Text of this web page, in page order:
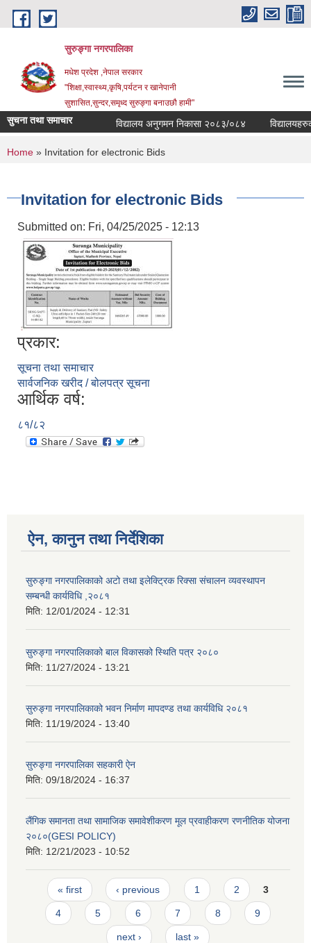
Skip to main content
सुरुङ्‍गा नगरपालिका
मधेश प्रदेश ,नेपाल सरकार
"शिक्षा,स्वास्थ्य,कृषि,पर्यटन र खानेपानी
सुशासित,सुन्दर,समृध्द सुरुङ्गा बनाउछौ हामी"
सुचना तथा समाचार विद्यालय अनुगमन निकासा २०८३/०८४
You are here
Home » Invitation for electronic Bids
Invitation for electronic Bids
Submitted on: Fri, 04/25/2025 - 12:13
प्रकार:
सूचना तथा समाचार
सार्वजनिक खरीद / बोलपत्र सूचना
आर्थिक वर्ष:
८१/८२
ऐन, कानुन तथा निर्देशिका
सुरुङ्गा नगरपालिकाको अटो तथा इलेक्ट्रिक रिक्सा संचालन व्यवस्थापन
सम्बन्धी कार्यविधि ,२०८१
मिति: 12/01/2024 - 12:31
सुरुङ्गा नगरपालिकाको बाल विकासको स्थिति पत्र २०८०
मिति: 11/27/2024 - 13:21
सुरुङ्गा नगरपालिकाको भवन निर्माण मापदण्ड तथा कार्यविधि २०८१
मिति: 11/19/2024 - 13:40
सुरुङ्गा नगरपालिका सहकारी ऐन
मिति: 09/18/2024 - 16:37
लैंगिक समानता तथा सामाजिक समावेशीकरण मूल प्रवाहीकरण रणनीतिक योजना
२०८०(GESI POLICY)
मिति: 12/21/2023 - 10:52
Pages
« first ‹ previous 1 2 3
4 5 6 7 8 9
next › last »